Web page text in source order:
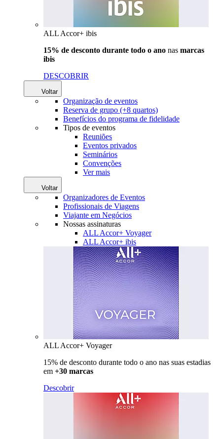
ALL Accor+ ibis
15% de desconto durante todo o ano nas marcas
ibis
DESCOBRIR
Voltar
Organização de eventos
Reserva de grupo (+8 quartos)
Benefícios do programa de fidelidade
Tipos de eventos
Reuniões
Eventos privados
Seminários
Convenções
Ver mais
Voltar
Organizadores de Eventos
Profissionais de Viagens
Viajante em Negócios
Nossas assinaturas
ALL Accor+ Voyager
ALL Accor+ ibis
ALL Accor+ Voyager
15% de desconto durante todo o ano nas suas estadias
em +30 marcas
Descobrir